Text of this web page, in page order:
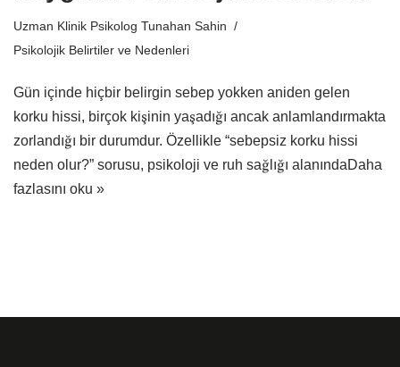
Uzman Klinik Psikolog Tunahan Sahin
Psikolojik Belirtiler ve Nedenleri
Gün içinde hiçbir belirgin sebep yokken aniden gelen
korku hissi, birçok kişinin yaşadığı ancak anlamlandırmakta
zorlandığı bir durumdur. Özellikle “sebepsiz korku hissi
neden olur?” sorusu, psikoloji ve ruh sağlığı alanındaDaha
fazlasını oku »